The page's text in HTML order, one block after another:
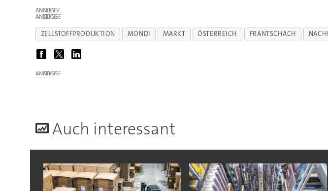
ANZEIGE
ANZEIGE
ZELLSTOFFPRODUKTION MONDI MARKT ÖSTERREICH FRANTSCHACH
ANZEIGE
Auch interessant